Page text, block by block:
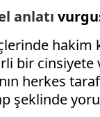
anlatı
hakim
bir
herkes
şeklinde